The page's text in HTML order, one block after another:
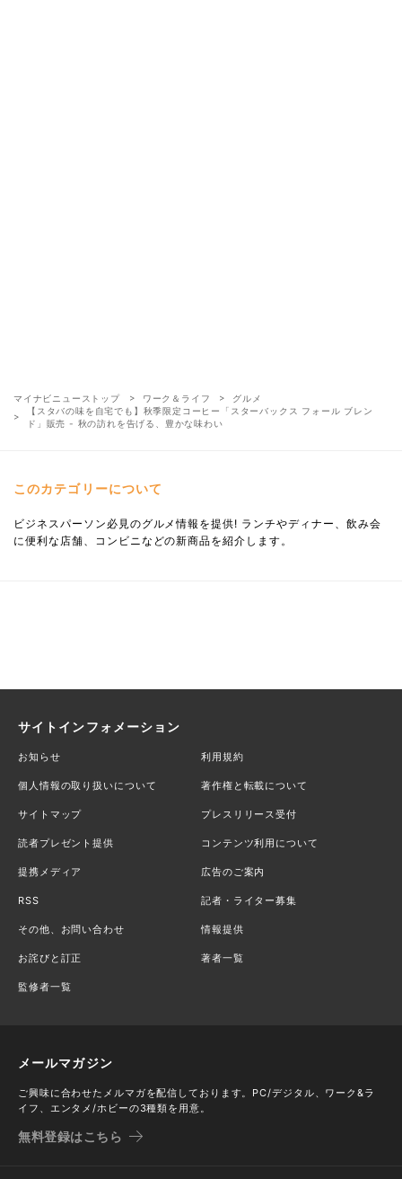
マイナビニューストップ ワーク＆ライフ
グルメ
【スタバの味を自宅でも】秋季限定コーヒー「スターバックス フォール ブレン
ド」販売 - 秋の訪れを告げる、豊かな味わい
このカテゴリーについて
ビジネスパーソン必見のグルメ情報を提供! ランチやディナー、飲み会
に便利な店舗、コンビニなどの新商品を紹介します。
サイトインフォメーション
お知らせ 利用規約
個人情報の取り扱いについて 著作権と転載について
サイトマップ プレスリリース受付
読者プレゼント提供 コンテンツ利用について
提携メディア 広告のご案内
RSS 記者・ライター募集
その他、お問い合わせ 情報提供
お詫びと訂正 著者一覧
監修者一覧
メールマガジン
ご興味に合わせたメルマガを配信しております。PC/デジタル、ワーク&ラ
イフ、エンタメ/ホビーの3種類を用意。
無料登録はこちら